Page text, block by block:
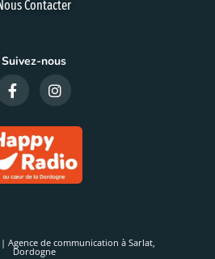
Contacter
Suivez-nous
Agence de communication à Sarlat,
Dordogne